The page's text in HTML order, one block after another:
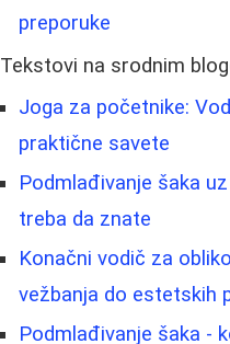
preporuke
Tekstovi na srodnim
Joga za početnike:
praktične savete
Podmlađivanje šaka
treba da znate
Konačni vodič za
vežbanja do estetskih
Podmlađivanje šaka -